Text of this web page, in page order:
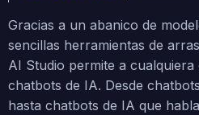
Gracias a un abanico de
sencillas herramientas de
AI Studio permite a
chatbots de IA. Desde
hasta chatbots de IA que